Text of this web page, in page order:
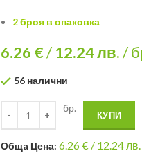
2 броя в опаковка
6.26 €/ 12.24лв./
56 налични
бр.
КУПИ
Общa Цена: 6.26€ / 12.24 лв.